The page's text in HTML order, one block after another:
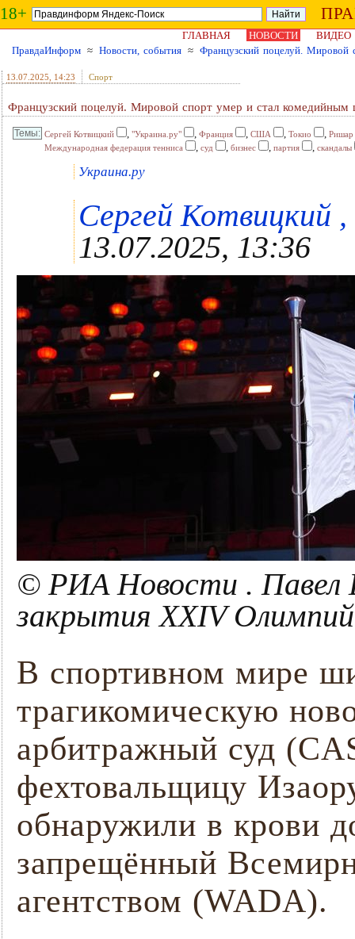
18+
ГЛАВНАЯ НОВОСТИ
ВИДЕО
ПравдаИнформ ≈ Новости, события ≈ Французский поцелуй.
13.07.2025 , 14:23 Спорт
Французский поцелуй. Мировой спорт умер и стал комедийным
Сергей Котвицкий , "Украина.ру" , Франция , США , Токио , Ришар
Международная федерация тенниса
, суд , бизнес , партия , скандалы
Украина.ру
Сергей Котвицкий
13.07.2025, 13:36
© РИА Новости . Павел
закрытия XXIV
В спортивном мире
трагикомическую
арбитражный суд
фехтовальщицу
обнаружили в крови
запрещённый
агентством (WADA).